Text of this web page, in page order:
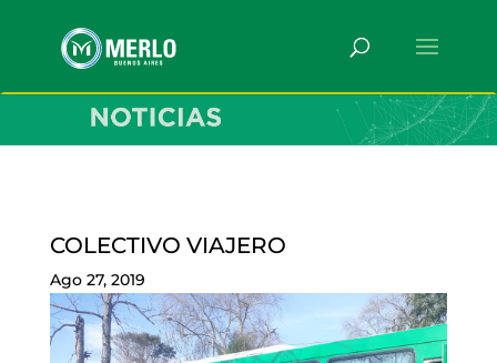
COLECTIVO VIAJERO
Ago 27, 2019